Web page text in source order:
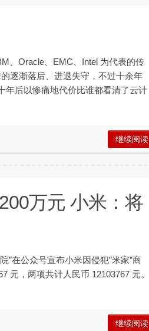
Oracle、EMC、Intel 为代表的传
逐渐落后、进退失守，不过十余年
年后以惨痛地代价比谁都看清了云计
继续阅读
万元 小米：将
在公众号宣布小米因侵犯”米家”商
元，两项共计人民币 12103767 元。
继续阅读